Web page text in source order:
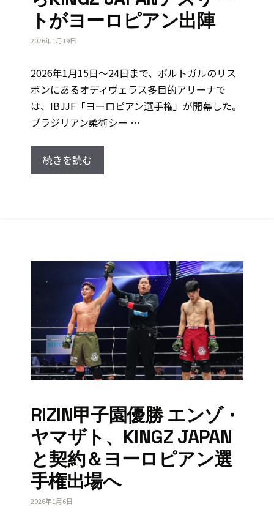
トがヨーロピアン出陣
2026年1月19日
2026年1月15日～24日まで、ポルトガルのリス
ボンにあるオディヴェラス多目的アリーナで
は、IBJJF「ヨーロピアン選手権」が開幕した。
ブラジリアン柔術シー …
続きを読む
RIZIN甲子園優勝 エンゾ・
ヤマザト、KINGZ JAPAN
と契約＆ヨーロピアン選
手権出場へ
2026年1月6日